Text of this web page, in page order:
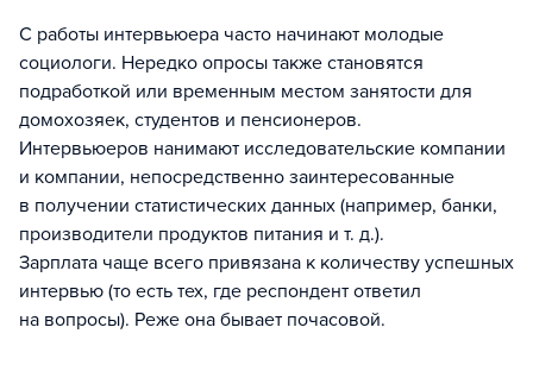
С работы интервьюера часто начинают молодые
социологи. Нередко опросы также становятся
подработкой или временным местом занятости для
домохозяек, студентов и пенсионеров.
Интервьюеров нанимают исследовательские компании
и компании, непосредственно заинтересованные
в получении статистических данных (например, банки,
производители продуктов питания и т. д.).
Зарплата чаще всего привязана к количеству успешных
интервью (то есть тех, где респондент ответил
на вопросы). Реже она бывает почасовой.